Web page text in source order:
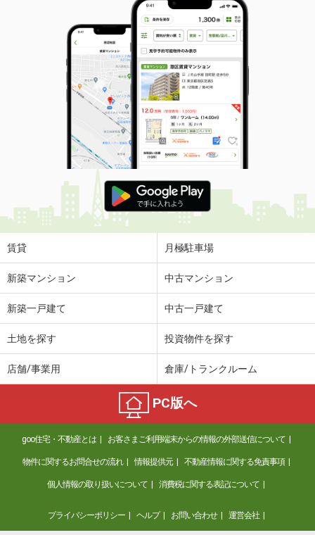
賃貸 月極駐車場
新築マンション 中古マンション
新築一戸建て 中古一戸建て
土地を探す 投資物件を探す
店舗/事業用 倉庫/トランクルーム
PC版へ
goo住宅・不動産とは お客さまご利用端末からの情報の外部送信について
物件に関するお問合せの流れ 情報提供元 不動産情報に関する免責事項
個人情報の取り扱いについて 消費税に関する表記について
プライバシーポリシー ヘルプ お問い合わせ 運営会社